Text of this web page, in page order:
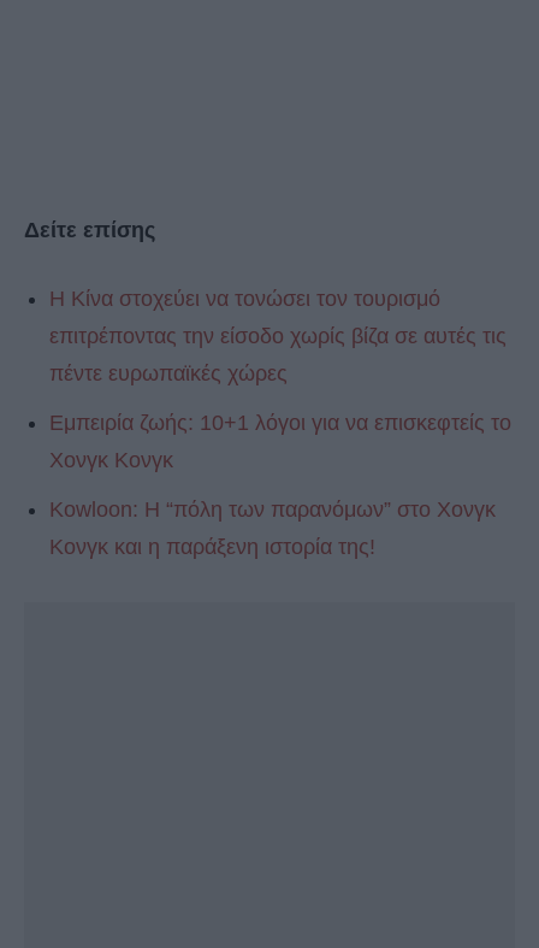
Δείτε επίσης
Η Κίνα στοχεύει να τονώσει τον τουρισμό
επιτρέποντας την είσοδο χωρίς βίζα σε αυτές τις
πέντε ευρωπαϊκές χώρες
Εμπειρία ζωής: 10+1 λόγοι για να επισκεφτείς το
Χονγκ Κονγκ
Kowloon: Η “πόλη των παρανόμων” στο Χονγκ
Κονγκ και η παράξενη ιστορία της!